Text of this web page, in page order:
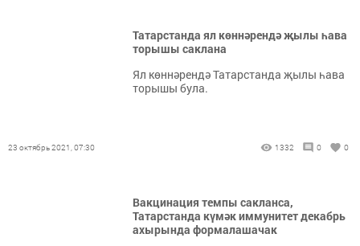
Татарстанда ял көннәрендә җылы һава
торышы саклана
Ял көннәрендә Татарстанда җылы һава
торышы була.
23 октябрь 2021, 07:30 1332 0 0
Вакцинация темпы сакланса,
Татарстанда күмәк иммунитет декабрь
ахырында формалашачак